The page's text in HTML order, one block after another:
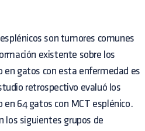
son tumores comunes
existente sobre los
gatos con esta enfermedad es
retrospectivo evaluó los
64 gatos con MCT esplénico.
los siguientes grupos de